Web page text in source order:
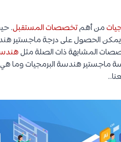
من أهمتخصصات المستقبل.
الحصول على درجة ماجستير
المشابهة ذات الصلة مثل
ماجستير هندسة البرمجيات